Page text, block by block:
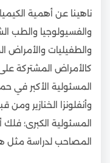
ناهينا عن أهمية
والفسيولوجيا والطب
والطفيليات والأمراض
كالأمراض المشتركة
المسئولية الأكبر في
وأنفلونزا الخنازير
المسئولية الكبرى؛
المصاحب لدراسة مثل